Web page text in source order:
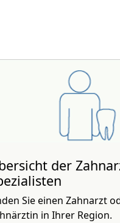
der
Sie einen Zahnarzt
in Ihrer Region.